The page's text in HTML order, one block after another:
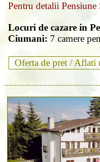
Pentru detalii Pensiune
Locuri de cazare in
Ciumani: 7 camere
Oferta de pret / Aflati